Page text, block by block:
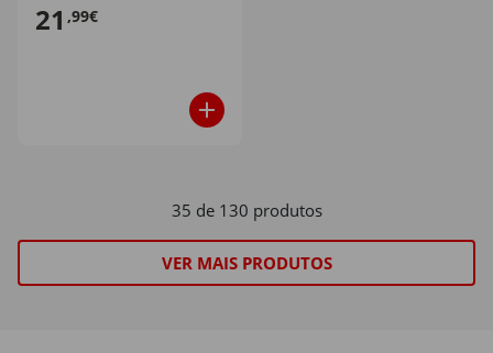
21 ,99€
35 de 130 produtos
VER MAIS PRODUTOS